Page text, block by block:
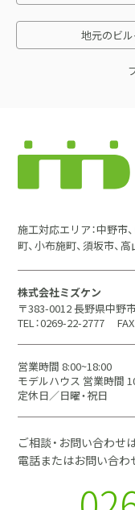
地元のビ
施工対応エリア：中野市
町、小布施町、須坂市、
株式会社ミズケン
〒383-0012 長野県中野
TEL：0269-22-2777
営業時間 8:00~18:00
モデルハウス 営業時間
定休日／日曜・祝日
ご相談・お問い合わせは
電話またはお問い合わ